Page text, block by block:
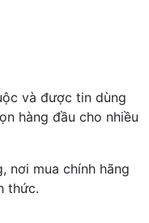
và được tin dùng
hàng đầu cho nhiều
nơi mua chính hãng
thức.